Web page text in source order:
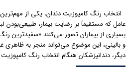
انتخاب رنگ کامپوزیت دندان، یکی از
عامل که مستقیماً بر رضایت بیمار، طبیعی‌بودن
بسیاری از بیماران تصور می‌کنند «سفیدترین
و بالینی، این موضوع می‌تواند منجر به
دیگر، دندانپزشکان هنگام انتخاب رنگ